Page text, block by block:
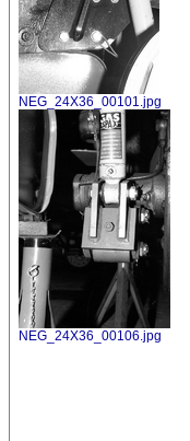
NEG_24X36_00101.jpg
NEG_24X36_00106.jpg